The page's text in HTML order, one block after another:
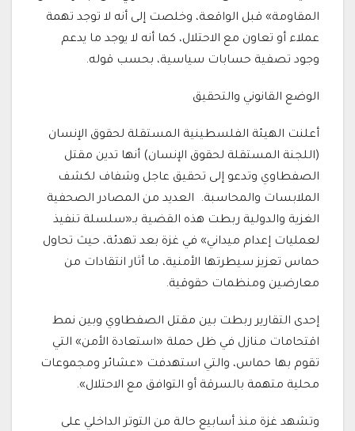
المقاومة» قبل الواقعة، وخلصت إلى أنه لا توجد تهمة
عملاء أو تعاون مع الاحتلال، كما أنه لا يوجد ما يدعم
وجود تصفية حسابات سياسية، بحسب قوله.
الوضع القانوني والتحقيق
أعلنت الهيئة الفلسطينية المستقلة لحقوق الإنسان
(اللجنة المستقلة لحقوق الإنسان) أنها تدين مقتل
الصفطاوي وتدعو إلى تحقيق عاجل وشفاف لكشف
الملابسات والمحاسبة.
العديد من المصادر الصحفية
الغزية والدولية ربطت هذه القضية بـ«سلسلة تنفيذ
لعمليات إعدام ميداني» في غزة بعد تهدئة، حيث تحاول
حماس تعزيز سيطرتها الأمنية، ما أثار انتقادات من
معارضين ومنظمات حقوقية.
إحدى التقارير ربطت بين مقتل الصفطاوي وبين نمط
اقتحامات منازل في ظل حملة «استعادة الأمن» التي
تقوم بها حماس، والتي استهدفت «عشائر ومجموعات
محلية متهمة بالسرقة أو التوافق مع الاحتلال».
وتشهد غزة منذ أسابيع حالة من التوتر الداخلي على